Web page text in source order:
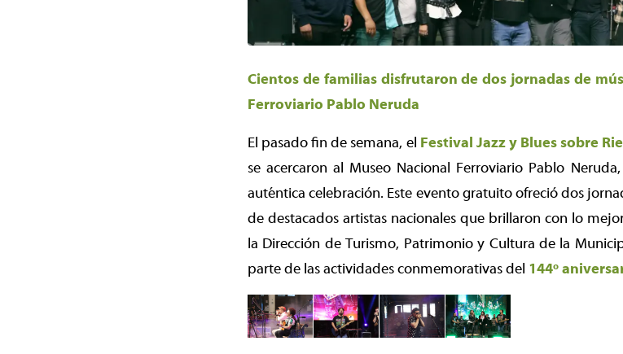
Cientos de familias disfrutaron de dos jornadas de
Ferroviario Pablo Neruda
El pasado fin de semana, el Festival Jazz y Blues sobre
se acercaron al Museo Nacional Ferroviario Pablo
auténtica celebración. Este evento gratuito ofreció dos
de destacados artistas nacionales que brillaron con lo
la Dirección de Turismo, Patrimonio y Cultura de la
parte de las actividades conmemorativas del 144º